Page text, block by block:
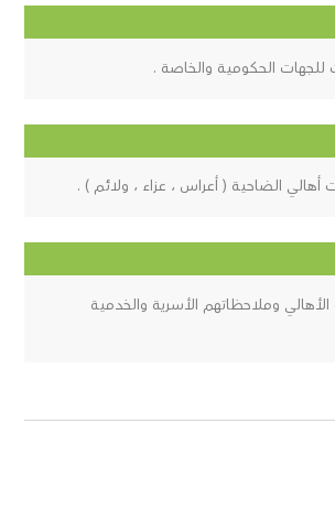
الحكومية والخاصة .
الضاحية ( أعراس ، عزاء ، ولائم ) .
وملاحظاتهم الأسرية والخدمية